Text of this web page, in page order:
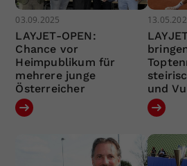
03.09.2025
LAYJET-OPEN:
Chance vor
Heimpublikum für
mehrere junge
Österreicher
und